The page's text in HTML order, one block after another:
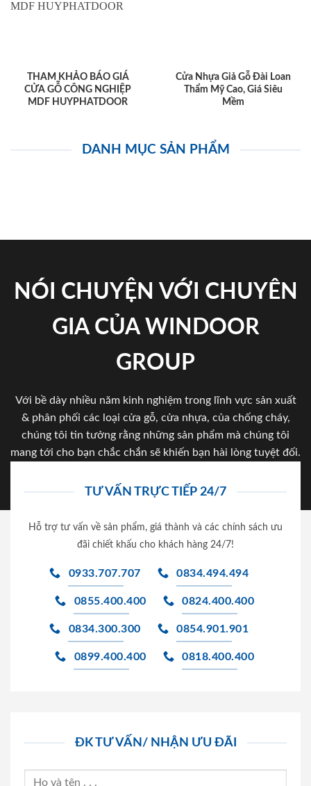
THAM KHẢO BÁO GIÁ
CỬA GỖ CÔNG NGHIỆP
MDF HUYPHATDOOR
Cửa Nhựa Giả Gỗ Đài Loan
Thẩm Mỹ Cao, Giá Siêu
Mềm
DANH MỤC SẢN PHẨM
NÓI CHUYỆN VỚI CHUYÊN
GIA CỦA WINDOOR
GROUP
Với bề dày nhiều năm kinh nghiệm trong lĩnh vực sản xuất
& phân phối các loại cửa gỗ, cửa nhựa, của chống cháy,
chúng tôi tin tưởng rằng những sản phẩm mà chúng tôi
mang tới cho bạn chắc chắn sẽ khiến bạn hài lòng tuyệt đối.
TƯ VẤN TRỰC TIẾP 24/7
Hỗ trợ tư vấn về sản phẩm, giá thành và các chính sách ưu
đãi chiết khấu cho khách hàng 24/7!
0933.707.707 0834.494.494
0855.400.400 0824.400.400
0834.300.300 0854.901.901
0899.400.400 0818.400.400
ĐK TƯ VẤN/ NHẬN ƯU ĐÃI